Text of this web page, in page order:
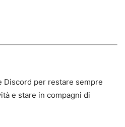
Discord per restare sempre
e stare in compagni di